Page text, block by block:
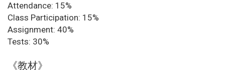
Attendance: 15%
Class Participation: 15%
Assignment: 40%
Tests: 30%
《教材》